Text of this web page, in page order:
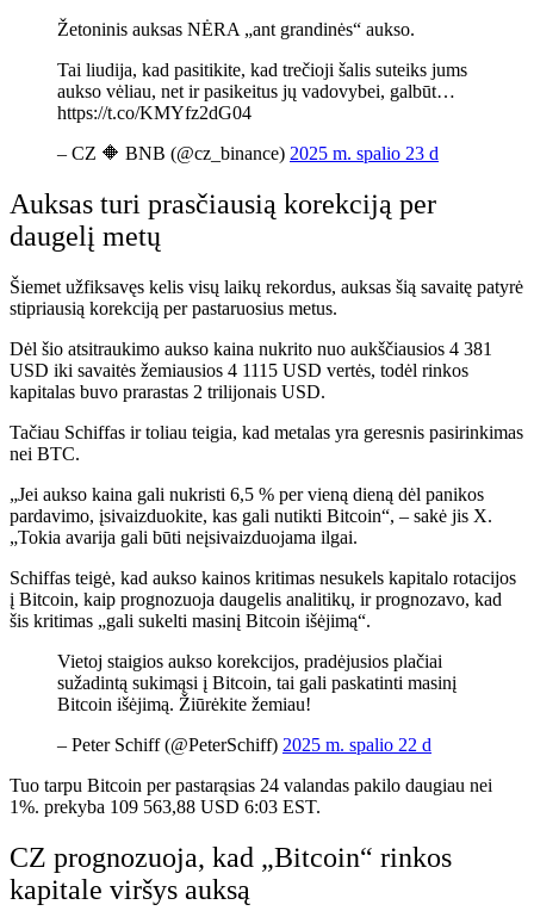
Žetoninis auksas NĖRA „ant grandinės“ aukso.
Tai liudija, kad pasitikite, kad trečioji šalis suteiks jums
aukso vėliau, net ir pasikeitus jų vadovybei, galbūt…
https://t.co/KMYfz2dG04
– CZ 🔶 BNB (@cz_binance) 2025 m. spalio 23 d
Auksas turi prasčiausią korekciją per
daugelį metų
Šiemet užfiksavęs kelis visų laikų rekordus, auksas šią savaitę patyrė
stipriausią korekciją per pastaruosius metus.
Dėl šio atsitraukimo aukso kaina nukrito nuo aukščiausios 4 381
USD iki savaitės žemiausios 4 1115 USD vertės, todėl rinkos
kapitalas buvo prarastas 2 trilijonais USD.
Tačiau Schiffas ir toliau teigia, kad metalas yra geresnis pasirinkimas
nei BTC.
„Jei aukso kaina gali nukristi 6,5 % per vieną dieną dėl panikos
pardavimo, įsivaizduokite, kas gali nutikti Bitcoin“, – sakė jis X.
„Tokia avarija gali būti neįsivaizduojama ilgai.
Schiffas teigė, kad aukso kainos kritimas nesukels kapitalo rotacijos
į Bitcoin, kaip prognozuoja daugelis analitikų, ir prognozavo, kad
šis kritimas „gali sukelti masinį Bitcoin išėjimą“.
Vietoj staigios aukso korekcijos, pradėjusios plačiai
sužadintą sukimąsi į Bitcoin, tai gali paskatinti masinį
Bitcoin išėjimą. Žiūrėkite žemiau!
– Peter Schiff (@PeterSchiff) 2025 m. spalio 22 d
Tuo tarpu Bitcoin per pastarąsias 24 valandas pakilo daugiau nei
1%. prekyba 109 563,88 USD 6:03 EST.
CZ prognozuoja, kad „Bitcoin“ rinkos
kapitale viršys auksą